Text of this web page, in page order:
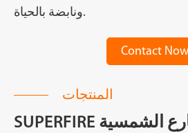
ونابضة بالحياة.
Contact Now
المنتجات
SUPERFIRE ضوء الشارع الشمسية